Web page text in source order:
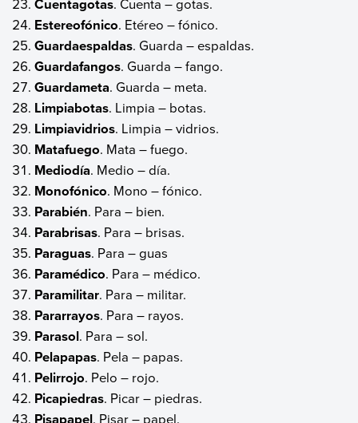
Cuentagotas
Estereofónico. Etéreo – fónico.
Guardaespaldas. Guarda – espaldas.
Guardafangos. Guarda – fango.
Guardameta. Guarda – meta.
Limpiabotas. Limpia – botas.
Limpiavidrios. Limpia – vidrios.
Matafuego. Mata – fuego.
Mediodía. Medio – día.
Monofónico. Mono – fónico.
Parabién. Para – bien.
Parabrisas. Para – brisas.
Paraguas. Para – guas
Paramédico. Para – médico.
Paramilitar. Para – militar.
Pararrayos. Para – rayos.
Parasol. Para – sol.
Pelapapas. Pela – papas.
Pelirrojo. Pelo – rojo.
Picapiedras. Picar – piedras.
Pisapapel. Pisar – papel.